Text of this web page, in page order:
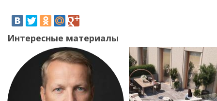
Интересные материалы